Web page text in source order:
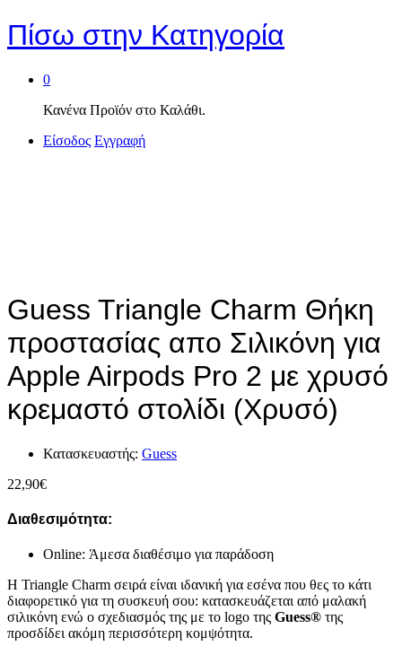
Πίσω στην Κατηγορία
0
Κανένα Προϊόν στο Καλάθι.
Είσοδος Εγγραφή
Guess Triangle Charm Θήκη
προστασίας απο Σιλικόνη για
Apple Airpods Pro 2 με χρυσό
κρεμαστό στολίδι (Χρυσό)
Κατασκευαστής: Guess
22,90€
Διαθεσιμότητα:
Online: Άμεσα διαθέσιμο για παράδοση
Η Triangle Charm σειρά είναι ιδανική για εσένα που θες το κάτι
διαφορετικό για τη συσκευή σου: κατασκευάζεται από μαλακή
σιλικόνη ενώ ο σχεδιασμός της με το logo της Guess® της
προσδίδει ακόμη περισσότερη κομψότητα.